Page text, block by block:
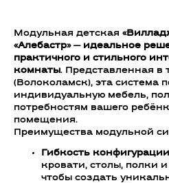
Модульная детская
«Алебастр»— идеальное
практичного и стильного
комнаты. Представленная в
(Волоколамск), эта система
индивидуальную мебель,
потребностям вашего
помещения.
Преимущества модульной
Гибкость конфигурации
кровати, столы, полки
чтобы создать